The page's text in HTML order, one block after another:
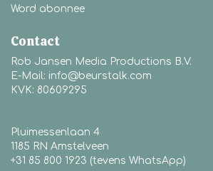
Word abonnee
Contact
Rob Jansen Media Productions B.V.
E-Mail: info@beurstalk.com
KVK: 80609295
Pluimessenlaan 4
1185 RN Amstelveen
+31 85 800 1923 (tevens WhatsApp)